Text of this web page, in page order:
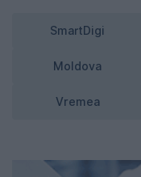
SmartDigi
Moldova
Vremea